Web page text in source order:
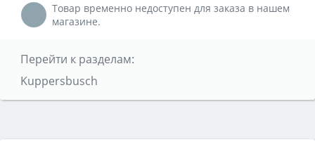
Товар временно недоступен для заказа в нашем
магазине.
Перейти к разделам:
Kuppersbusch